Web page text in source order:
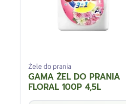
Żele do prania
GAMA ŻEL DO PRANIA
FLORAL 100P 4,5L